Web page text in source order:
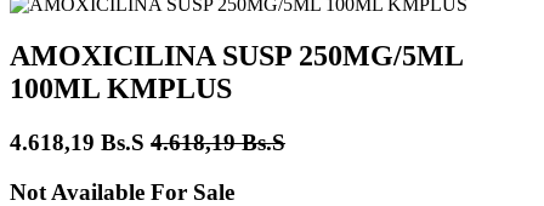
AMOXICILINA SUSP 250MG/5ML
100ML KMPLUS
4.618,19 Bs.S 4.618,19Bs.S
Not Available For Sale